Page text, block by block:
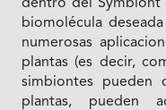
dentro del Symbiont
biomolécula
numerosas
plantas (es decir,
simbiontes pueden
plantas, pueden